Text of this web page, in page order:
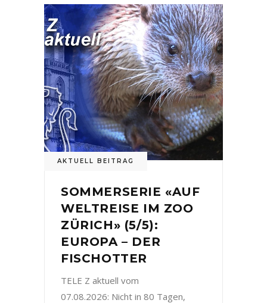
AKTUELL BEITRAG
SOMMERSERIE «AUF
WELTREISE IM ZOO
ZÜRICH» (5/5):
EUROPA – DER
FISCHOTTER
TELE Z aktuell vom
07.08.2026: Nicht in 80 Tagen,